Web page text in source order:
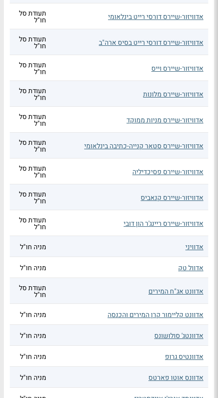
אדוויזור-שיירס דורסי רייט בינלאומי תעודת סל
חו"ל
אדוויזור-שיירס דורסי רייט בסיס ארה"ב תעודת סל
חו"ל
אדוויזור-שיירס וייס תעודת סל
חו"ל
אדוויזור-שיירס מלונות תעודת סל
חו"ל
אדוויזור-שיירס מניות ממוקד תעודת סל
חו"ל
אדוויזור-שיירס סטאר קנייה-כתיבה בינלאומי תעודת סל
חו"ל
אדוויזור-שיירס פסיכדיליה תעודת סל
חו"ל
אדוויזור-שיירס קנאביס תעודת סל
חו"ל
אדוויזור-שיירס ריינג'ר הון דובי תעודת סל
חו"ל
אדוויני
מניה חו"ל
אדוול טק מניה חו"ל
אדוונט אג"ח המירים תעודת סל
חו"ל
אדוונט קליימור קרן המירים והכנסה
מניה חו"ל
אדוונטג' סולושונס מניה חו"ל
אדוונטיס גרופ מניה חו"ל
אדוונס אוטו פארטס מניה חו"ל